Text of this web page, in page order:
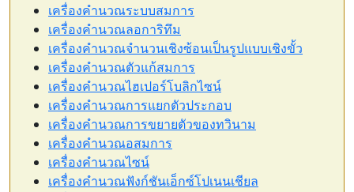
เครื่องคำนวณระบบสมการ
เครื่องคำนวณลอการิทึม
เครื่องคำนวณจำนวนเชิงซ้อนเป็นรูปแบบเชิงขั้ว
เครื่องคำนวณตัวแก้สมการ
เครื่องคำนวณไฮเปอร์โบลิกไซน์
เครื่องคำนวณการแยกตัวประกอบ
เครื่องคำนวณการขยายตัวของทวินาม
เครื่องคำนวณอสมการ
เครื่องคำนวณไซน์
เครื่องคำนวณฟังก์ชันเอ็กซ์โปเนนเชียล